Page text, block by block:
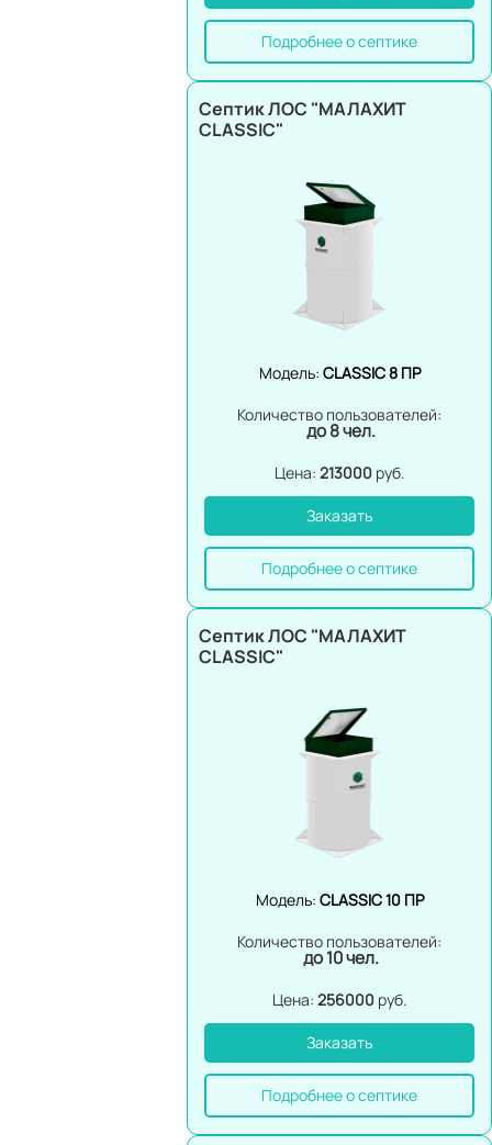
Подробнее о септике
Септик ЛОС "МАЛАХИТ
CLASSIC"
Модель: CLASSIC 8 ПР
Количество пользователей:
до 8 чел.
Цена: 213000 руб.
Заказать
Подробнее о септике
Септик ЛОС "МАЛАХИТ
CLASSIC"
Модель: CLASSIC 10 ПР
Количество пользователей:
до 10 чел.
Цена: 256000 руб.
Заказать
Подробнее о септике